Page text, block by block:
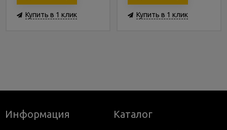
Купить в 1 клик Купить в 1 клик
Информация Каталог